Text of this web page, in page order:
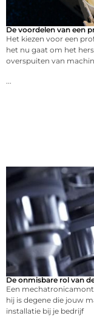
De voordelen van een
Het kiezen voor een
het nu gaat om het
overspuiten van
De onmisbare rol van
Een
hij is degene die jouw
installatie bij je bedrijf